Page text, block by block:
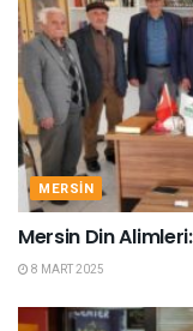
MERSIN
Mersin Din
8 MART 2025